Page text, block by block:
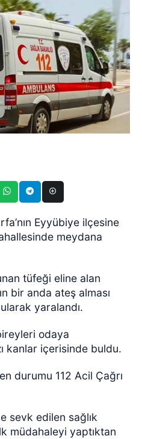
Eyyübiye ilçesine
meydana
tüfeği eline alan
bir anda ateş alması
yaralandı.
odaya
kanlar içerisinde buldu.
durumu 112 Acil Çağrı
sevk edilen sağlık
müdahaleyi yaptıktan